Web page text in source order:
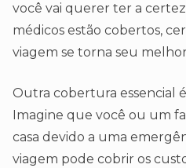
você vai querer ter a
médicos estão cobertos,
viagem se torna seu
Outra cobertura essencial
Imagine que você ou um
casa devido a uma
viagem pode cobrir os